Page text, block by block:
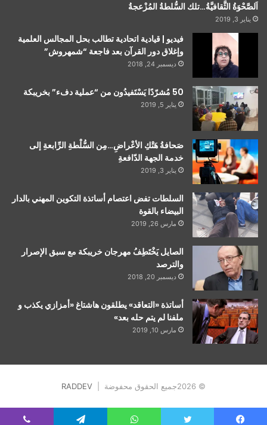
اَلصَّحْوَةُ الثَّقافيَّةُ…تلك السُّلطةُ المُزْعجةُ
يناير 3, 2019
فيديو | قيادية اتحادية تطالب بحل المجالس العلمية
وإغلاق دور القرآن بعد فاجعة “شمهروش”
ديسمبر 24, 2018
50 مُشرّدًا يَسْتَفيدُون من “عملية دفء” بخريبكة
يناير 5, 2019
صَحافةُ هَتْكِ الأعْراضِ…مِن السُّلْطةِ الرِّابعةِ إلى
خدمة الجهة الدّافعةِ
يناير 3, 2019
السلطات تفض اعتصام أساتذة التكوين المهني بالدار
البيضاء بالقوة
مارس 26, 2019
الصايل يَخْتَطِفُ مهرجان خريبكة مع سبق الإصرار
والترصد
ديسمبر 20, 2018
أساتذة «التعاقد» يطلقون هاشتاغ «أمزازي يكذب و
ملفنا لم يتم حله بعد»
مارس 10, 2019
© 2026جميع الحقوق محفوضة | RADDEV